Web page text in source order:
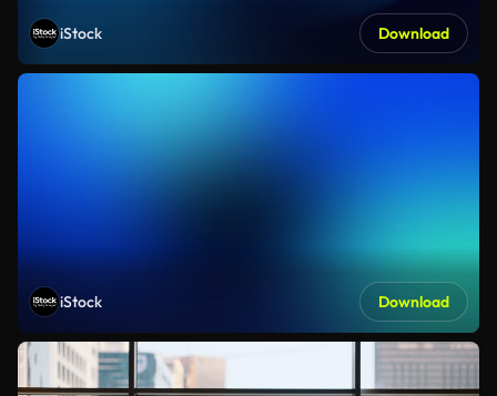
iStock Download
iStock Download